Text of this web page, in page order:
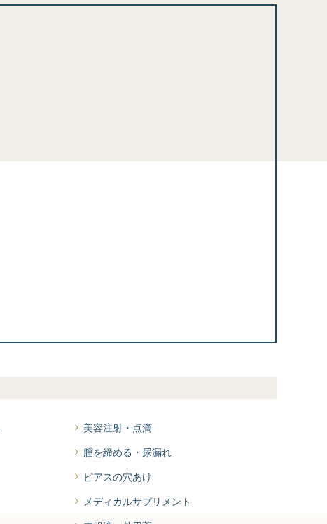
美容注射・点滴
膣を締める・尿漏れ
ピアスの穴あけ
メディカルサプリメント